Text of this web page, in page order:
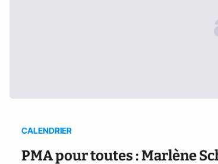
CALENDRIER
PMA pour toutes : Marlène